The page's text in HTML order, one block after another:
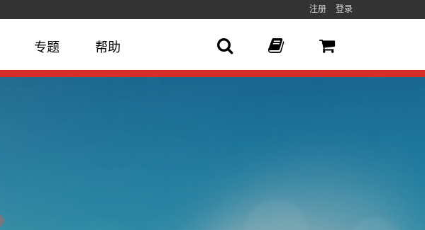
注册 登录
专题 帮助